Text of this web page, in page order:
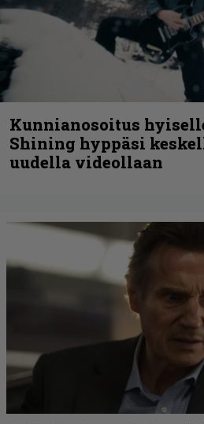
Kunnianosoitus
Shining hyppäsi
uudella videollaan